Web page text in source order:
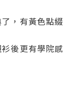
，有黃色點綴
後更有學院感